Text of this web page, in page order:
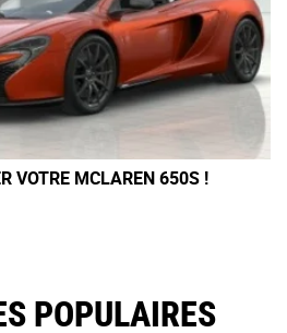
VOTRE MCLAREN 650S !
POPULAIRES